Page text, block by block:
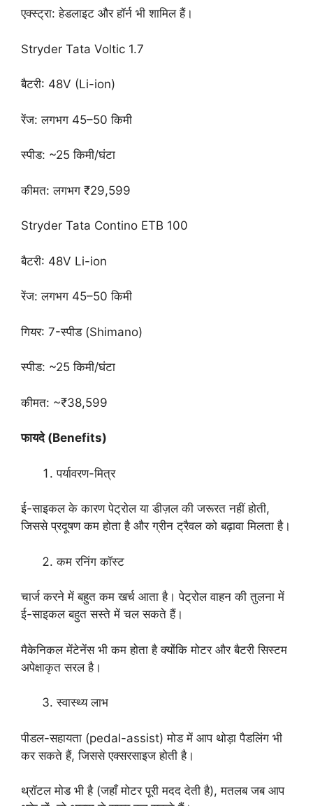
एक्स्ट्रा: हेडलाइट और हॉर्न भी शामिल हैं।
Stryder Tata Voltic 1.7
बैटरी: 48V (Li-ion)
रेंज: लगभग 45–50 किमी
स्पीड: ~25 किमी/घंटा
कीमत: लगभग ₹29,599
Stryder Tata Contino ETB 100
बैटरी: 48V Li-ion
रेंज: लगभग 45–50 किमी
गियर: 7-स्पीड (Shimano)
स्पीड: ~25 किमी/घंटा
कीमत: ~₹38,599
फायदे (Benefits)
पर्यावरण-मित्र
ई-साइकल के कारण पेट्रोल या डीज़ल की जरूरत नहीं होती,
जिससे प्रदूषण कम होता है और ग्रीन ट्रैवल को बढ़ावा मिलता है।
कम रनिंग कॉस्ट
चार्ज करने में बहुत कम खर्च आता है। पेट्रोल वाहन की तुलना में
ई-साइकल बहुत सस्ते में चल सकते हैं।
मैकेनिकल मेंटेनेंस भी कम होता है क्योंकि मोटर और बैटरी सिस्टम
अपेक्षाकृत सरल है।
स्वास्थ्य लाभ
पीडल-सहायता (pedal-assist) मोड में आप थोड़ा पैडलिंग भी
कर सकते हैं, जिससे एक्सरसाइज होती है।
थ्रॉटल मोड भी है (जहाँ मोटर पूरी मदद देती है), मतलब जब आप